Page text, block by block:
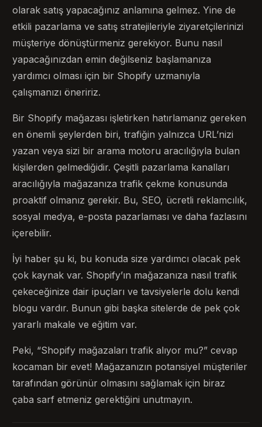
olarak satış yapacağınız anlamına gelmez. Yine de
etkili pazarlama ve satış stratejileriyle ziyaretçilerinizi
müşteriye dönüştürmeniz gerekiyor. Bunu nasıl
yapacağınızdan emin değilseniz başlamanıza
yardımcı olması için bir Shopify uzmanıyla
çalışmanızı öneririz.
Bir Shopify mağazası işletirken hatırlamanız gereken
en önemli şeylerden biri, trafiğin yalnızca URL’nizi
yazan veya sizi bir arama motoru aracılığıyla bulan
kişilerden gelmediğidir. Çeşitli pazarlama kanalları
aracılığıyla mağazanıza trafik çekme konusunda
proaktif olmanız gerekir. Bu, SEO, ücretli reklamcılık,
sosyal medya, e-posta pazarlaması ve daha fazlasını
içerebilir.
İyi haber şu ki, bu konuda size yardımcı olacak pek
çok kaynak var. Shopify’ın mağazanıza nasıl trafik
çekeceğinize dair ipuçları ve tavsiyelerle dolu kendi
blogu vardır. Bunun gibi başka sitelerde de pek çok
yararlı makale ve eğitim var.
Peki, “Shopify mağazaları trafik alıyor mu?” cevap
kocaman bir evet! Mağazanızın potansiyel müşteriler
tarafından görünür olmasını sağlamak için biraz
çaba sarf etmeniz gerektiğini unutmayın.